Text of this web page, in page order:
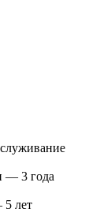
— 3 года
лет